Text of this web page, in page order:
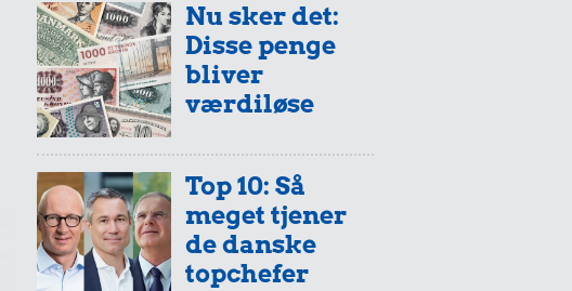
Nu sker det:
Disse penge
bliver
værdiløse
Top 10: Så
meget tjener
de danske
topchefer